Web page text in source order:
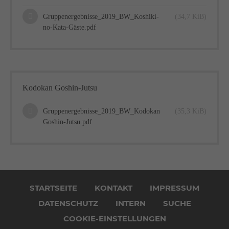
Gruppenergebnisse_2019_BW_Koshiki-
no-Kata-Gäste.pdf
(34,7 KiB)
Kodokan Goshin-Jutsu
Gruppenergebnisse_2019_BW_Kodokan
Goshin-Jutsu.pdf
(35,3 KiB)
überspringenSTARTSEITE KONTAKT
IMPRESSUM
DATENSCHUTZ
INTERN
SUCHE
COOKIE-EINSTELLUNGEN